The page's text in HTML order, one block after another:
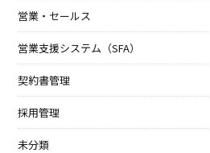
営業・セールス
営業支援システム（SFA）
契約書管理
採用管理
未分類